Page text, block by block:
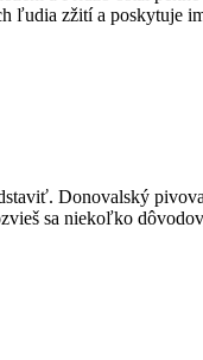
ľudia zžití a
Donovalský
sa niekoľko